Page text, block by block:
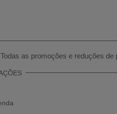
Todas as promoções e reduções de